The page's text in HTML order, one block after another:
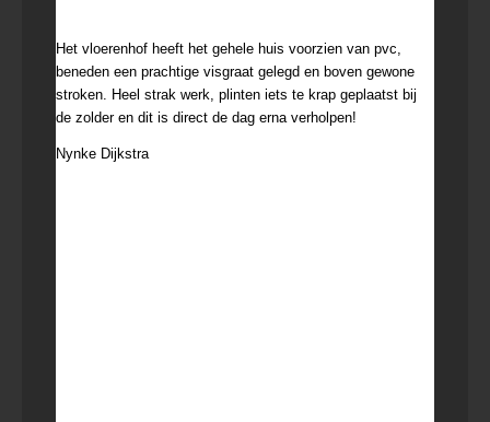
Het vloerenhof heeft het gehele huis voorzien van pvc,
beneden een prachtige visgraat gelegd en boven gewone
stroken. Heel strak werk, plinten iets te krap geplaatst bij
de zolder en dit is direct de dag erna verholpen!
Nynke Dijkstra